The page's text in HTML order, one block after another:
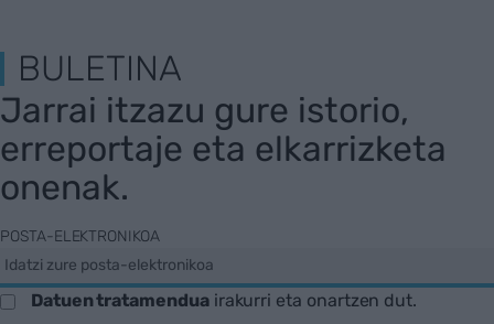
BULETINA
Jarrai itzazu gure istorio,
erreportaje eta elkarrizketa
onenak.
POSTA-ELEKTRONIKOA
Datuen tratamenduairakurri eta onartzen dut.